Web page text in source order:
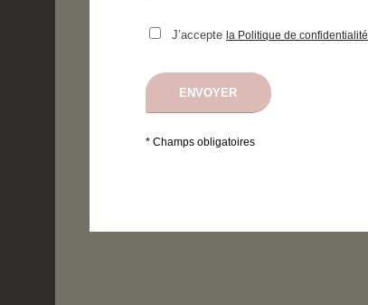
J’accepte la Politique de confidentialité
* Champs obligatoires